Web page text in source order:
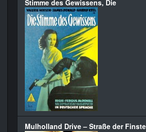
Stimme des Gewissens, Die
Mulholland Drive – Straße der